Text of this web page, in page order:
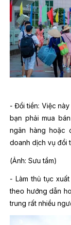
- Đổi tiền: Việc
bạn phải mua
ngân hàng hoặc
doanh dịch vụ đổi
(Ảnh: Sưu tầm)
- Làm thủ tục
theo hướng dẫn
trung rất nhiều